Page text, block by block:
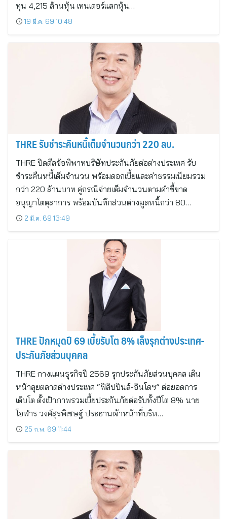
ทุน 4,215 ล้านหุ้น เทนเดอร์แลกหุ้น…
19 มี.ค. 69 10:48
THRE รับชำระคืนหนี้เต็มจำนวนกว่า 220 ลบ.
THRE ปิดดีลข้อพิพาทบริษัทประกันภัยต่อต่างประเทศ รับ
ชำระคืนหนี้เต็มจำนวน พร้อมดอกเบี้ยและค่าธรรมเนียมรวม
กว่า 220 ล้านบาท คู่กรณีจ่ายเต็มจำนวนตามคำชี้ขาด
อนุญาโตตุลาการ พร้อมบันทึกส่วนต่างมูลหนี้กว่า 80…
2 มี.ค. 69 13:49
THRE ปักหมุดปี 69 เบี้ยรับโต 8% เล็งรุกต่างประเทศ-
ประกันภัยส่วนบุคคล
THRE กางแผนธุรกิจปี 2569 รุกประกันภัยส่วนบุคคล เดิน
หน้าลุยตลาดต่างประเทศ “ฟิลิปปินส์-อินโดฯ” ต่อยอดการ
เติบโต ตั้งเป้าภาพรวมเบี้ยประกันภัยต่อรับทั้งปีโต 8% นาย
โอฬาร วงศ์สุรพิเชษฐ์ ประธานเจ้าหน้าที่บริห…
25 ก.พ. 69 11:44